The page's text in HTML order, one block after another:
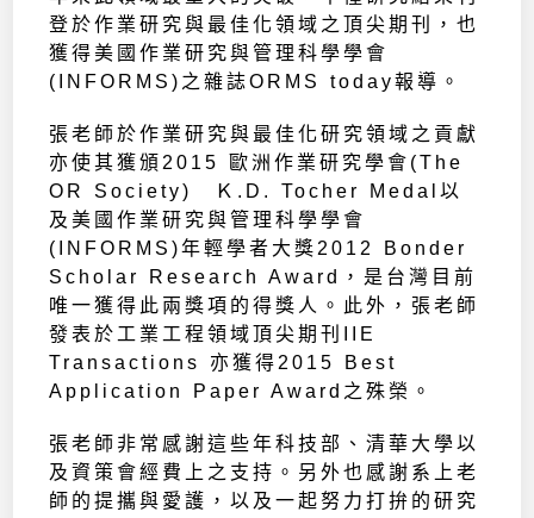
登於作業研究與最佳化領域之頂尖期刊，也
獲得美國作業研究與管理科學學會
(INFORMS)之雜誌ORMS today報導。
張老師於作業研究與最佳化研究領域之貢獻
亦使其獲頒2015 歐洲作業研究學會(The
OR Society) Ｋ.D. Tocher Medal以
及美國作業研究與管理科學學會
(INFORMS)年輕學者大獎2012 Bonder
Scholar Research Award，是台灣目前
唯一獲得此兩獎項的得獎人。此外，張老師
發表於工業工程領域頂尖期刊IIE
Transactions 亦獲得2015 Best
Application Paper Award之殊榮。
張老師非常感謝這些年科技部、清華大學以
及資策會經費上之支持。另外也感謝系上老
師的提攜與愛護，以及一起努力打拚的研究